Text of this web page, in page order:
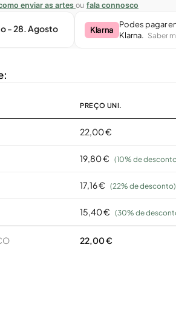
enviar as artes ou fala connosco
- 28. Agosto Klarna
Podes pagar
Klarna. Saber
PREÇO UNI.
22,00 €
19,80 € (10% de
17,16 € (22% de desconto)
15,40 € (30% de
22,00 €